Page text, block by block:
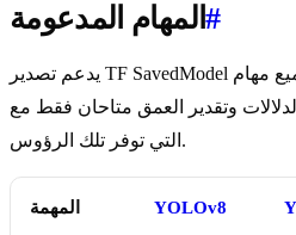
المهام المدعومة#
يدعم تصدير TF SavedModel جميع مهام Ultralytics السبع. تجزئة
الدلالات وتقدير العمق متاحان فقط مع YOLO26، العائلة الوحيدة
التي توفر تلك الرؤوس.
المهمة YOLOv8